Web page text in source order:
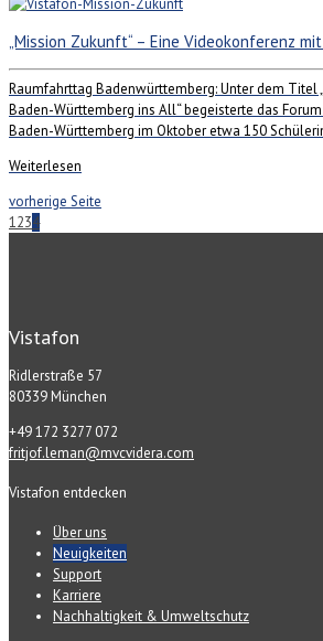
„Mission Zukunft“ – Eine Videokonferenz
Raumfahrttag Badenwürttemberg: Unter dem Titel
Baden-Württemberg ins All“ begeisterte das
Baden-Württemberg im Oktober etwa 150
Weiterlesen
vorherige Seite
1234
Vistafon
Ridlerstraße 57
80339 München
+49 172 3277 072
fritjof.leman@mvcvidera.com
Vistafon entdecken
Über uns
Neuigkeiten
Support
Karriere
Nachhaltigkeit & Umweltschutz